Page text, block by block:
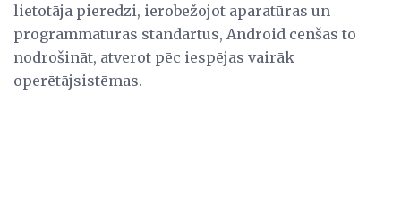
lietotāja pieredzi, ierobežojot aparatūras un
programmatūras standartus, Android cenšas to
nodrošināt, atverot pēc iespējas vairāk
operētājsistēmas.